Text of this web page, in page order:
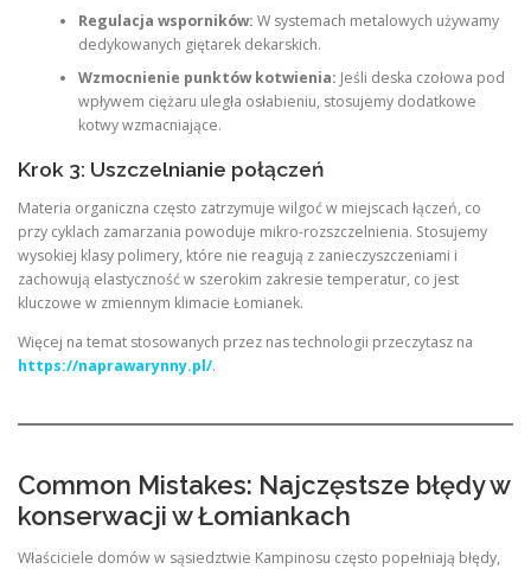
Regulacja wsporników: W systemach metalowych używamy
dedykowanych giętarek dekarskich.
Wzmocnienie punktów kotwienia: Jeśli deska czołowa pod
wpływem ciężaru uległa osłabieniu, stosujemy dodatkowe
kotwy wzmacniające.
Krok 3: Uszczelnianie połączeń
Materia organiczna często zatrzymuje wilgoć w miejscach łączeń, co
przy cyklach zamarzania powoduje mikro-rozszczelnienia. Stosujemy
wysokiej klasy polimery, które nie reagują z zanieczyszczeniami i
zachowują elastyczność w szerokim zakresie temperatur, co jest
kluczowe w zmiennym klimacie Łomianek.
Więcej na temat stosowanych przez nas technologii przeczytasz na
https://naprawarynny.pl/.
Common Mistakes: Najczęstsze błędy w
konserwacji w Łomiankach
Właściciele domów w sąsiedztwie Kampinosu często popełniają błędy,